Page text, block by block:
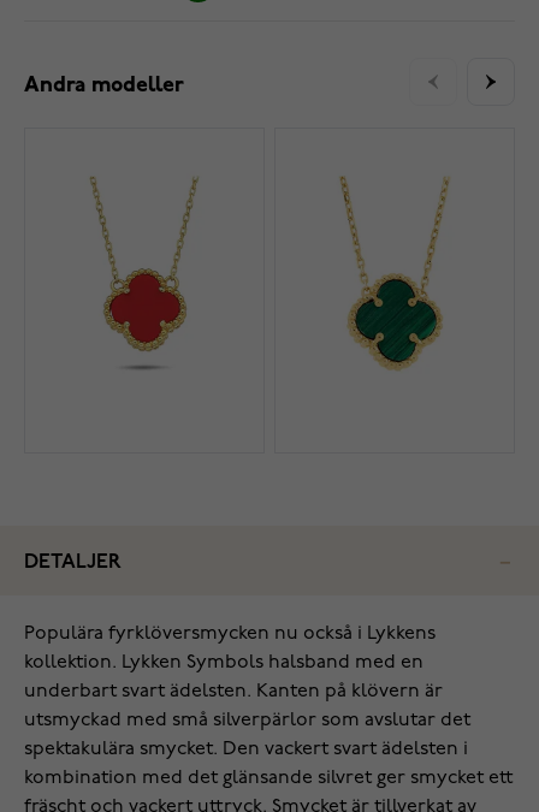
Andra modeller
DETALJER
Populära fyrklöversmycken nu också i Lykkens
kollektion. Lykken Symbols halsband med en
underbart svart ädelsten. Kanten på klövern är
utsmyckad med små silverpärlor som avslutar det
spektakulära smycket. Den vackert svart ädelsten i
kombination med det glänsande silvret ger smycket ett
fräscht och vackert uttryck. Smycket är tillverkat av